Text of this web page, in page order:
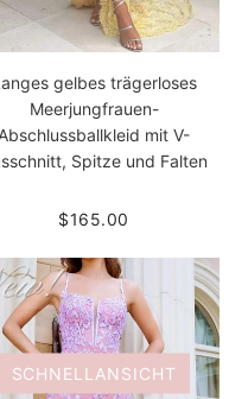
gelbes trägerloses
Meerjungfrauen-
Abschlussballkleid mit V-
Spitze und Falten
$165.00
SCHNELLANSICHT